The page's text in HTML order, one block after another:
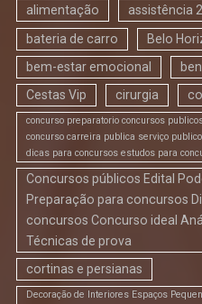
alimentação assistência
bateria de carro Belo
bem-estar emocional
Cestas Vip
cirurgia
concurso preparatorio concursos
concurso carreira publica serviço
dicas para concursos estudos para
Concursos públicos Edital
Preparação para concursos
concursos Concurso ideal
Técnicas de prova
cortinas e persianas
Decoração de Interiores Espaços